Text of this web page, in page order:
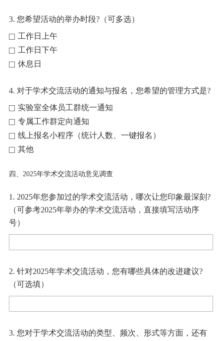
3. 您希望活动的举办时段?（可多选）
工作日上午
工作日下午
休息日
4. 对于学术交流活动的通知与报名，您希望的管理方式是?
实验室全体员工群统一通知
专属工作群定向通知
线上报名小程序（统计人数、一键报名）
其他
四、2025年学术交流活动意见调查
1. 2025年您参加过的学术交流活动，哪次让您印象最深刻?
（可参考2025年举办的学术交流活动，直接填写活动序
号）
2. 针对2025年学术交流活动，您有哪些具体的改进建议?
（可选填）
3. 您对于学术交流活动的类型、频次、形式等方面，还有